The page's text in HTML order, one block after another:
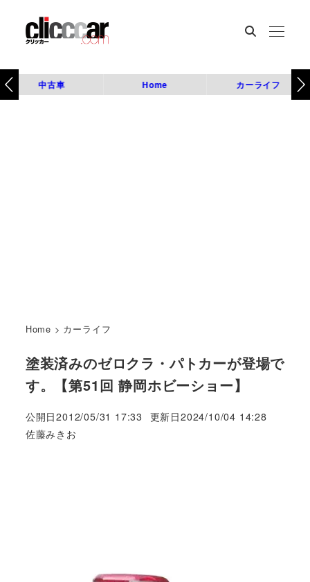
中古車 Home カーライフ
Home > カーライフ
塗装済みのゼロクラ・パトカーが登場で
す。【第51回 静岡ホビーショー】
公開日2012/05/31 17:33 更新日2024/10/04 14:28
著
佐藤みきお